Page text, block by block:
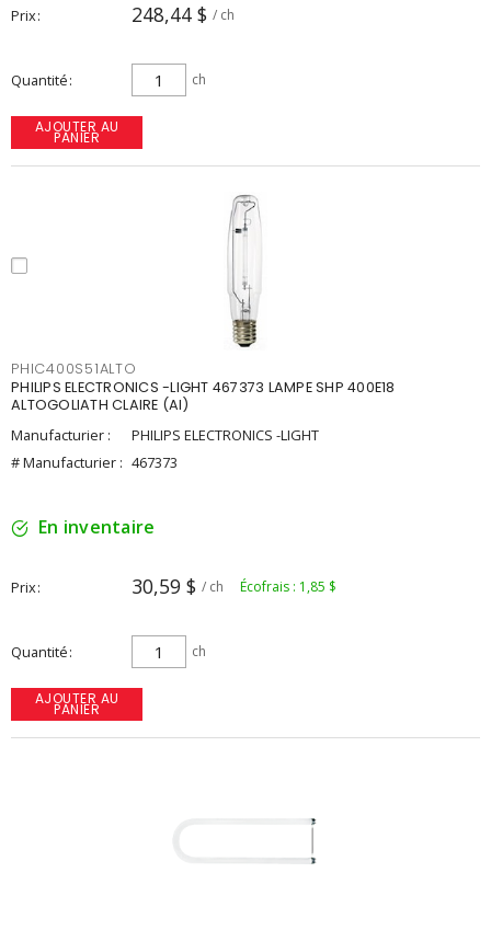
Prix 248,44 $ / ch
Quantité ch
AJOUTER AU
PANIER
PHIC400S51ALTO
PHILIPS ELECTRONICS -LIGHT 467373 LAMPE SHP 400E18
ALTOGOLIATH CLAIRE (AI)
Manufacturier :
PHILIPS ELECTRONICS -LIGHT
# Manufacturier : 467373
En inventaire
Prix 30,59 $ / ch Écofrais : 1,85 $
Quantité ch
AJOUTER AU
PANIER